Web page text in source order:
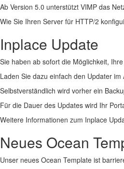
Ab Version 5.0 unterstützt VIMP das
Wie Sie Ihren Server für HTTP/2
Inplace Update
Sie haben ab sofort die Möglichkeit,
Laden Sie dazu einfach den Updater
Selbstverständlich wird vorher ein
Für die Dauer des Updates wird Ihr
Weitere Informationen zum Inplace
Neues Ocean
Unser neues Ocean Template ist